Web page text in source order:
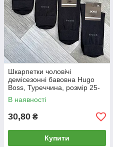
Шкарпетки чоловічі
демісезонні бавовна Hugo
Boss, Туреччина, розмір 25-
27 (39-42), чорні, 05620
В наявності
30,80 ₴
Купити